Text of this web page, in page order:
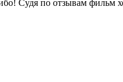
Судя по отзывам фильм